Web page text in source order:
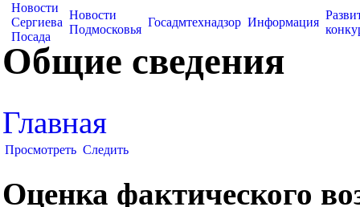
Новости
Сергиева
Посада
Новости
Подмосковья
Госадмтехнадзор Информация
Общие сведения
Главная
Просмотреть Следить
Оценка фактического